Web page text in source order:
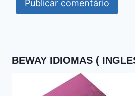
BEWAY IDIOMAS (